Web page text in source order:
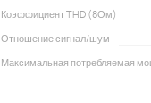
Коэффициент THD (8Ом)
Отношение сигнал/шум
Максимальная потребляемая